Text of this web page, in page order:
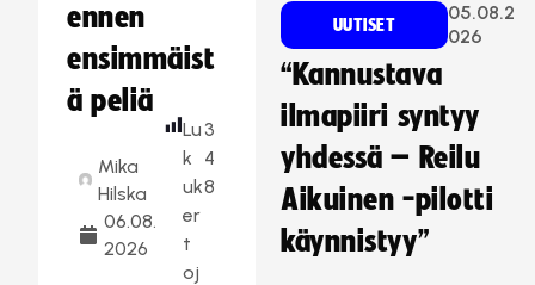
ennen
ensimmäist
ä peliä
Mika
Hilska
06.08.
2026
Lu
k
uk
er
t
oj
3
4
8
UUTISET
05.08.2
026
“Kannustava
ilmapiiri syntyy
yhdessä – Reilu
Aikuinen -pilotti
käynnistyy”